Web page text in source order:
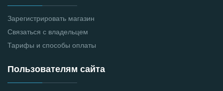
Зарегистрировать магазин
Связаться с владельцем
Тарифы и способы оплаты
Пользователям сайта